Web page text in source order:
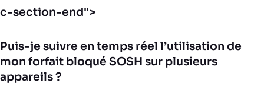
c-section-end">
Puis-je suivre en temps réel l’utilisation de
mon forfait bloqué SOSH sur plusieurs
appareils ?